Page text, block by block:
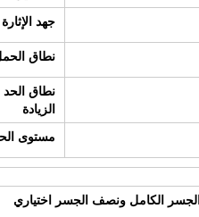
جهد الإثارة
نطاق
نطاق
الزيادة
مستوى
الجسر الكامل ونصف الجسر اختياري